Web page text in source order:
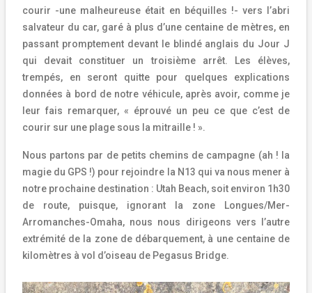
courir -une malheureuse était en béquilles !- vers l’abri
salvateur du car, garé à plus d’une centaine de mètres, en
passant promptement devant le blindé anglais du Jour J
qui devait constituer un troisième arrêt. Les élèves,
trempés, en seront quitte pour quelques explications
données à bord de notre véhicule, après avoir, comme je
leur fais remarquer, « éprouvé un peu ce que c’est de
courir sur une plage sous la mitraille ! ».
Nous partons par de petits chemins de campagne (ah ! la
magie du GPS !) pour rejoindre la N13 qui va nous mener à
notre prochaine destination : Utah Beach, soit environ 1h30
de route, puisque, ignorant la zone Longues/Mer-
Arromanches-Omaha, nous nous dirigeons vers l’autre
extrémité de la zone de débarquement, à une centaine de
kilomètres à vol d’oiseau de Pegasus Bridge.